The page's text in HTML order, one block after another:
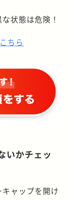
状態は危険！
ちら
いかチェッ
ャップを開け